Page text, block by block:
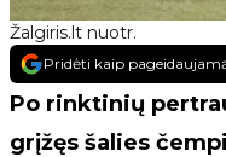
Žalgiris.lt nuotr.
Pridėti kaip
Po rinktinių
grįžęs šalies